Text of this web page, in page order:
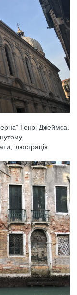
Генрі Джеймса.
ілюстрація: